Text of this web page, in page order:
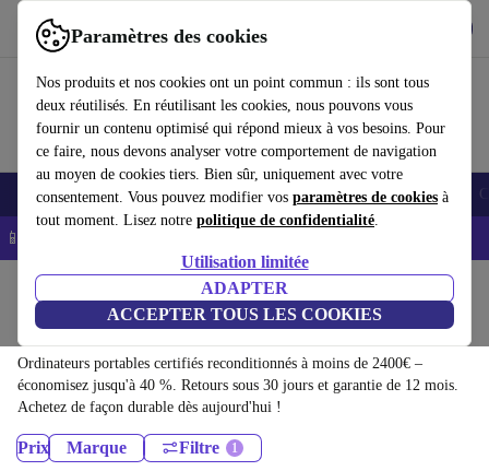
Paramètres des cookies
Nos produits et nos cookies ont un point commun : ils sont tous
deux réutilisés. En réutilisant les cookies, nous pouvons vous
fournir un contenu optimisé qui répond mieux à vos besoins. Pour
ce faire, nous devons analyser votre comportement de navigation
au moyen de cookies tiers. Bien sûr, uniquement avec votre
consentement. Vous pouvez modifier vos paramètres de cookies à
tout moment. Lisez notre politique de confidentialité.
Utilisation limitée
ADAPTER
ACCEPTER TOUS LES COOKIES
Utilisez refurbed rapidement et facilement
Smartphones Laptops Tablettes Montres connectées Accessoires
📱 -5% EXTRA sur les iPhones – Code : IPHONEDEAL -
Ordinateurs portables:
Ordinateurs portables certifiés reconditionnés à moins de 2400€ –
économisez jusqu'à 40 %. Retours sous 30 jours et garantie de 12 mois.
Achetez de façon durable dès aujourd'hui !
Prix Marque Filtre